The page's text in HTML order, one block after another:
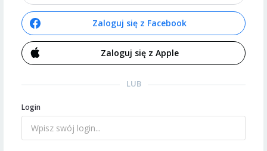
Zaloguj się z Facebook
Zaloguj się z Apple
LUB
Login